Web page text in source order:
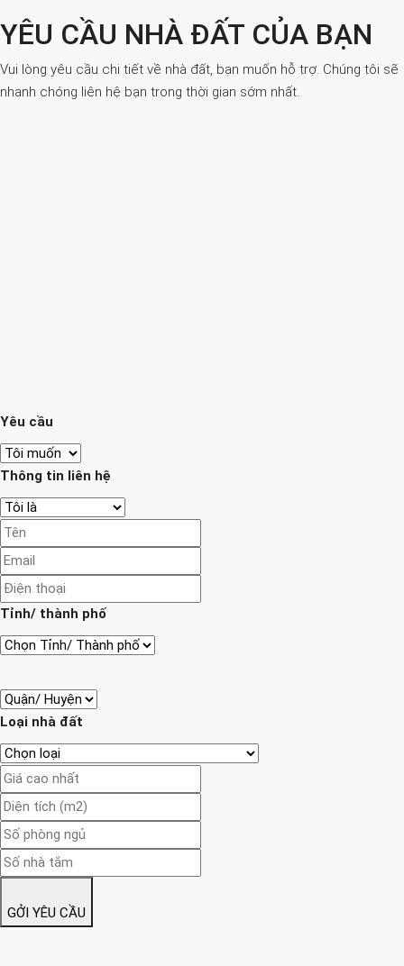
YÊU CẦU NHÀ ĐẤT CỦA BẠN
Vui lòng yêu cầu chi tiết về nhà đất, bạn muốn hỗ trợ. Chúng tôi sẽ
nhanh chóng liên hệ bạn trong thời gian sớm nhất.
Yêu cầu
Thông tin liên hệ
Tỉnh/ thành phố
Loại nhà đất
GỞI YÊU CẦU